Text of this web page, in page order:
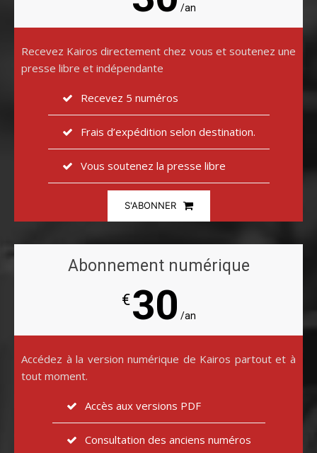
/an
Recevez Kairos directement chez vous et soutenez une
presse libre et indépendante
Recevez 5 numéros
Frais d’expédition selon destination.
Vous soutenez la presse libre
S'ABONNER
Abonnement numérique
€30 /an
Accédez à la version numérique de Kairos partout et à
tout moment.
Accès aux versions PDF
Consultation des anciens numéros